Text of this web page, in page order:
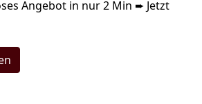
Angebot in nur 2 Min ➨ Jetzt